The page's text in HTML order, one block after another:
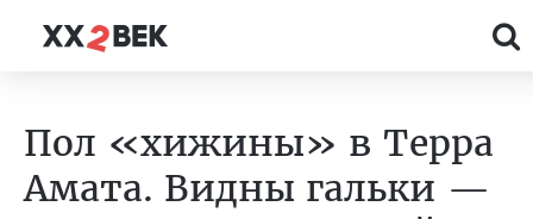
Пол «хижины» в Терра
Амата. Видны гальки —